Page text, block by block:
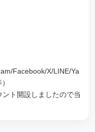
Facebook/X/LINE/Ya
ト開設しましたので当